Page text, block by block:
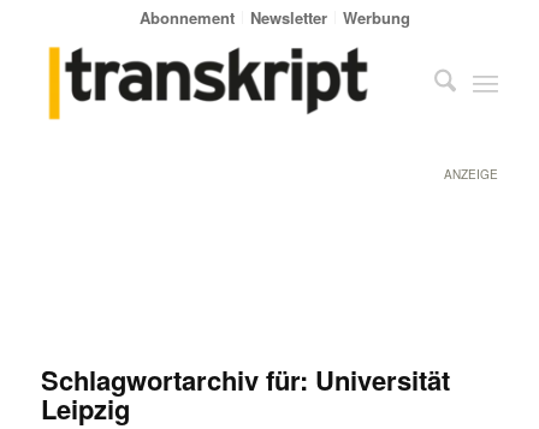
Abonnement Newsletter Werbung
ANZEIGE
Schlagwortarchiv für: Universität
Leipzig